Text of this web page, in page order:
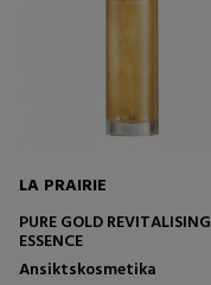
LA PRAIRIE
PURE GOLD REVITALISING
ESSENCE
Ansiktskosmetika